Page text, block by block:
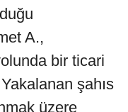
A.,
bir ticari
şahıs
üzere